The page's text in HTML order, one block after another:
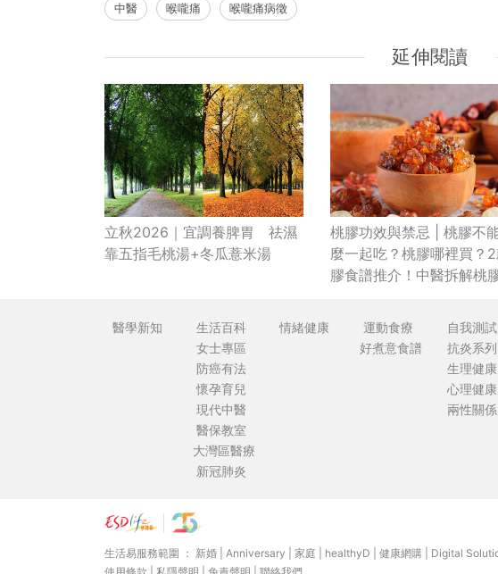
中醫 喉嚨痛 喉嚨痛病徵
延伸閱讀
立秋2026｜宜調養脾胃 祛濕
靠五指毛桃湯+冬瓜薏米湯
桃膠功效與禁忌 | 桃膠不
麼一起吃？桃膠哪裡買？
膠食譜推介！中醫拆解桃
醫學新知
生活百科
女士專區
防癌有法
懷孕育兒
現代中醫
醫保教室
大灣區醫療
新冠肺炎
情緒健康
運動食療
好煮意食譜
自我測試
抗炎系列
生理健康
心理健康
兩性關係
生活易服務範圍 ： 新婚 Anniversary 家庭 healthyD 健康網購
Digital